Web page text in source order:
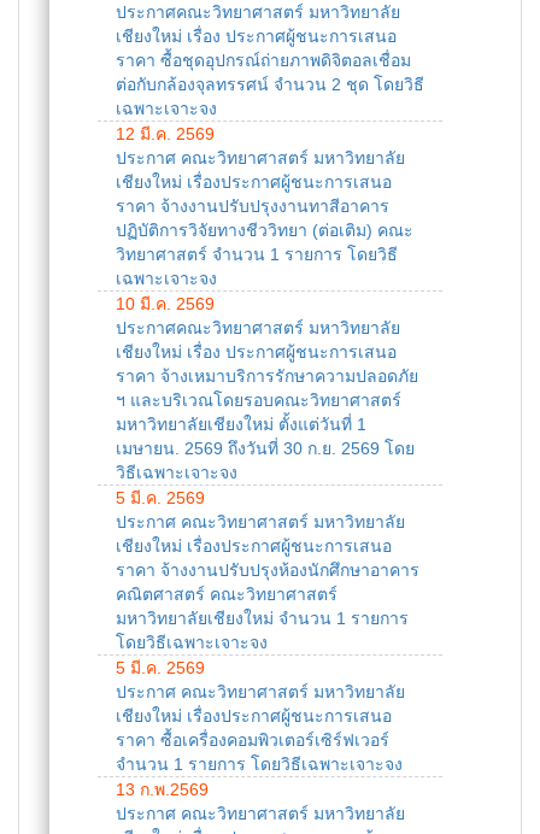
ประกาศคณะวิทยาศาสตร์ มหาวิทยาลัย
เชียงใหม่ เรื่อง ประกาศผู้ชนะการเสนอ
ราคา ซื้อชุดอุปกรณ์ถ่ายภาพดิจิตอลเชื่อม
ต่อกับกล้องจุลทรรศน์ จำนวน 2 ชุด โดยวิธี
เฉพาะเจาะจง
12 มี.ค. 2569
ประกาศ คณะวิทยาศาสตร์ มหาวิทยาลัย
เชียงใหม่ เรื่องประกาศผู้ชนะการเสนอ
ราคา จ้างงานปรับปรุงงานทาสีอาคาร
ปฏิบัติการวิจัยทางชีววิทยา (ต่อเติม) คณะ
วิทยาศาสตร์ จำนวน 1 รายการ โดยวิธี
เฉพาะเจาะจง
10 มี.ค. 2569
ประกาศคณะวิทยาศาสตร์ มหาวิทยาลัย
เชียงใหม่ เรื่อง ประกาศผู้ชนะการเสนอ
ราคา จ้างเหมาบริการรักษาความปลอดภัย
ฯ และบริเวณโดยรอบคณะวิทยาศาสตร์
มหาวิทยาลัยเชียงใหม่ ตั้งแต่วันที่ 1
เมษายน. 2569 ถึงวันที่ 30 ก.ย. 2569 โดย
วิธีเฉพาะเจาะจง
5 มี.ค. 2569
ประกาศ คณะวิทยาศาสตร์ มหาวิทยาลัย
เชียงใหม่ เรื่องประกาศผู้ชนะการเสนอ
ราคา จ้างงานปรับปรุงห้องนักศึกษาอาคาร
คณิตศาสตร์ คณะวิทยาศาสตร์
มหาวิทยาลัยเชียงใหม่ จำนวน 1 รายการ
โดยวิธีเฉพาะเจาะจง
5 มี.ค. 2569
ประกาศ คณะวิทยาศาสตร์ มหาวิทยาลัย
เชียงใหม่ เรื่องประกาศผู้ชนะการเสนอ
ราคา ซื้อเครื่องคอมพิวเตอร์เซิร์ฟเวอร์
จำนวน 1 รายการ โดยวิธีเฉพาะเจาะจง
13 ก.พ.2569
ประกาศ คณะวิทยาศาสตร์ มหาวิทยาลัย